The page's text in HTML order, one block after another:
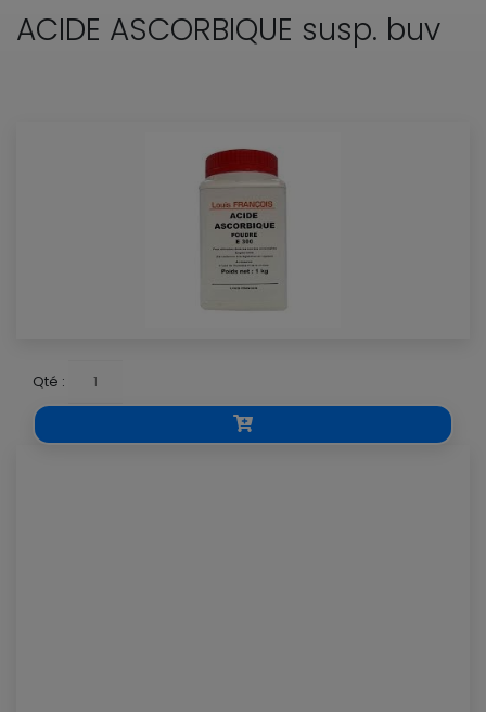
ACIDE ASCORBIQUE susp. buv
Qté :